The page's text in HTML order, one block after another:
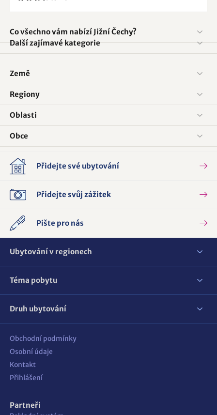
Co všechno vám nabízí Jižní Čechy?
Další zajímavé kategorie
Země
Regiony
Oblasti
Obce
Přidejte své ubytování
Přidejte svůj zážitek
Pište pro nás
Ubytování v regionech
Téma pobytu
Druh ubytování
Obchodní podmínky
Osobní údaje
Kontakt
Přihlášení
Partneři